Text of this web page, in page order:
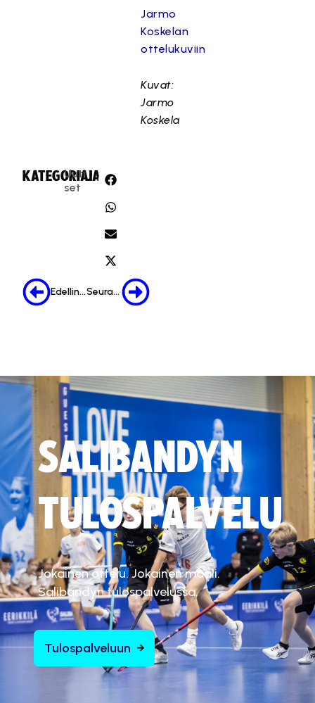
Jarmo
Koskelan
ottelukuviin
Kuvat:
Jarmo
Koskela
KATEGORIA:
Uuti
set
JAA:
Edellinen Seuraava
SALIBANDYN
TULOSPALVELU
Jokainen ottelu. Jokainen maali.
Salibandyn tulospalvelussa.
Tulospalveluun